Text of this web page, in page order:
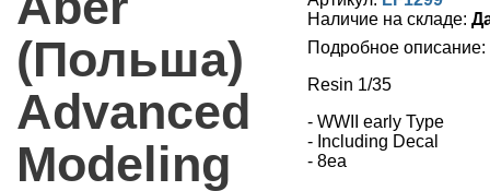
(Польша)
Advanced
Modeling
Наличие на складе:
Подробное описание:
Resin 1/35
- WWII early Type
- Including Decal
- 8ea